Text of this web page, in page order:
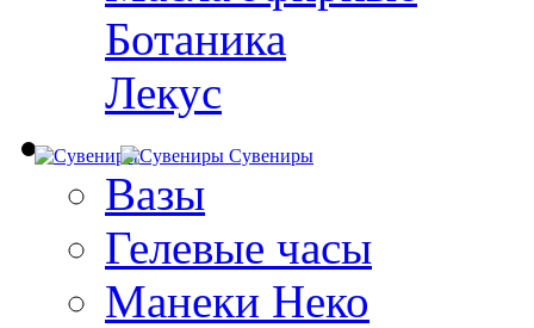
Ботаника
Лекус
Сувениры
Вазы
Гелевые часы
Манеки Неко